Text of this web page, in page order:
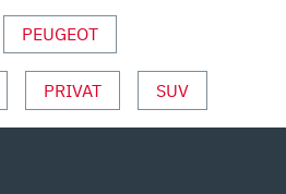
PEUGEOT
PRIVAT SUV